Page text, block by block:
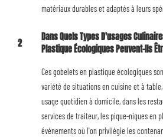
matériaux durables et adaptés à leurs
2
Dans Quels Types D'usages
Plastique Écologiques Peuvent-Ils
Ces gobelets en plastique écologiques
variété de situations en cuisine et à
usage quotidien à domicile, dans les
services de traiteur, les pique-niques en
événements où l'on privilégie les